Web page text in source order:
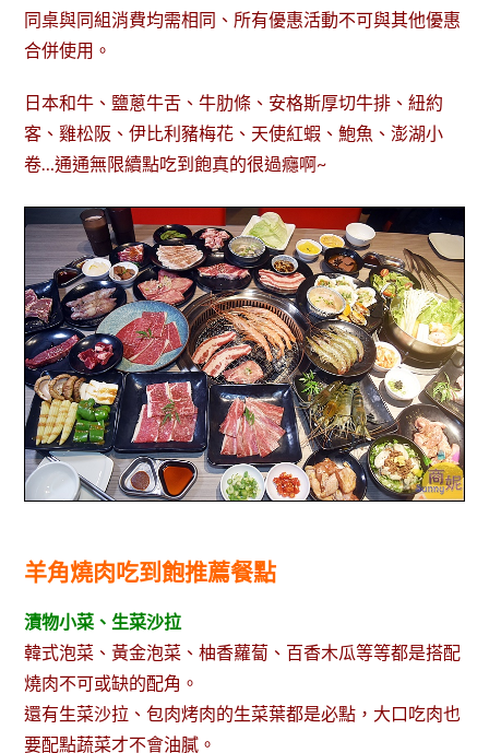
同桌與同組消費均需相同、所有優惠活動不可與其他優惠
合併使用。
日本和牛、鹽蔥牛舌、牛肋條、安格斯厚切牛排、紐約
客、雞松阪、伊比利豬梅花、天使紅蝦、鮑魚、澎湖小
卷…通通無限續點吃到飽真的很過癮啊~
羊角燒肉吃到飽推薦餐點
漬物小菜、生菜沙拉
韓式泡菜、黃金泡菜、柚香蘿蔔、百香木瓜等等都是搭配
燒肉不可或缺的配角。
還有生菜沙拉、包肉烤肉的生菜葉都是必點，大口吃肉也
要配點蔬菜才不會油膩。